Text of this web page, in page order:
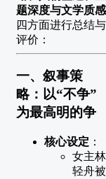
题深度与文学质感
四方面进行总结与
评价：
一、叙事策
略：以“不争”
为最高明的争
核心设定 ：
女主林
轻舟被